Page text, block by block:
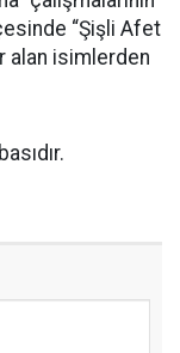
“Şişli Afet
alan isimlerden